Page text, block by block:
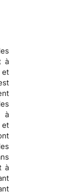
à
à
et
à